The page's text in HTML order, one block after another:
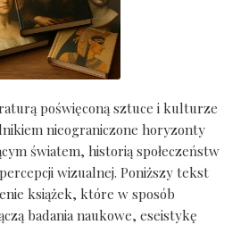
poświęconą sztuce i kulturze
nieograniczone horyzonty
światem, historią społeczeństw
wizualnej. Poniższy tekst
książek, które w sposób
badania naukowe, eseistykę